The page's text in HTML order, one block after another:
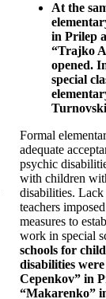
At the
in Prilep
“Trajko
opened.
special
Formal
adequate
psychic
with children
disabilities.
teachers
measures to
work in special
schools for
disabilities
Cepenkov” in
“Makarenko”